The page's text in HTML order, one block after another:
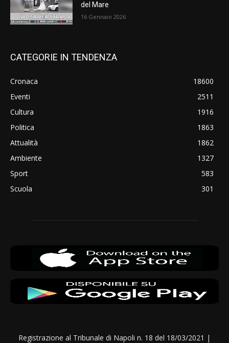
del Mare
16 Gennaio 2026
CATEGORIE IN TENDENZA
Cronaca
18600
Eventi
2511
Cultura
1916
Politica
1863
Attualità
1862
Ambiente
1327
Sport
583
Scuola
301
Registrazione al Tribunale di Napoli n. 18 del 18/03/2021 |